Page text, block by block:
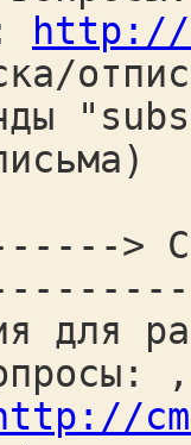
http://
>
для
,